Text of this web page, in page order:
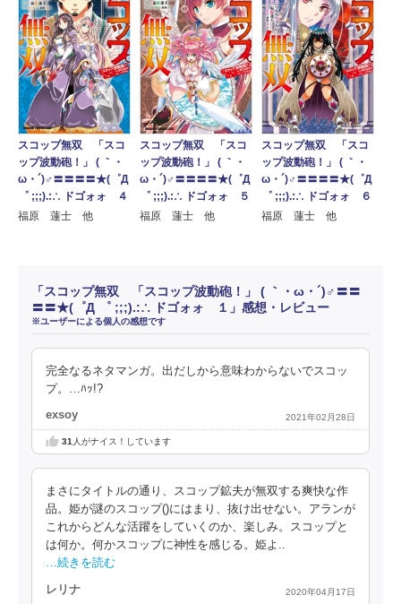
スコップ無双 「スコ
ップ波動砲！」 ( ｀・
ω・´)♂〓〓〓〓★(゜Д
゜ ;;;).:∴ ドゴォォ ４
福原 蓮士 他
スコップ無双 「スコ
ップ波動砲！」 ( ｀・
ω・´)♂〓〓〓〓★(゜Д
゜ ;;;).:∴ ドゴォォ ５
福原 蓮士 他
スコップ無双 「スコ
ップ波動砲！」 ( ｀・
ω・´)♂〓〓〓〓★(゜Д
゜ ;;;).:∴ ドゴォォ ６
福原 蓮士 他
「スコップ無双 「スコップ波動砲！」 ( ｀・ω・´)♂〓〓
〓〓★(゜Д ゜ ;;;).:∴ ドゴォォ １」感想・レビュー
※ユーザーによる個人の感想です
完全なるネタマンガ。出だしから意味わからないでスコッ
プ。…ﾊｯ!?
exsoy 2021年02月28日
31人がナイス！しています
まさにタイトルの通り、スコップ鉱夫が無双する爽快な作
品。姫が謎のスコップ()にはまり、抜け出せない。アランが
これからどんな活躍をしていくのか、楽しみ。スコップと
は何か。何かスコップに神性を感じる。姫よ..
…続きを読む
レリナ 2020年04月17日